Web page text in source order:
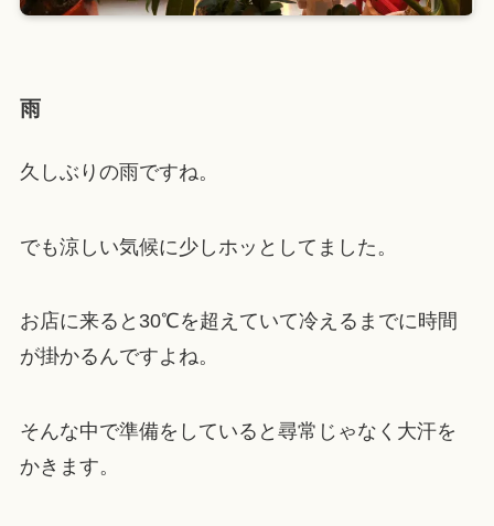
雨
久しぶりの雨ですね。
でも涼しい気候に少しホッとしてました。
お店に来ると30℃を超えていて冷えるまでに時間
が掛かるんですよね。
そんな中で準備をしていると尋常じゃなく大汗を
かきます。